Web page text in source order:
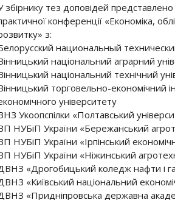
збірнику тез доповідей
конференції «Економіка,
з:
национальный
національний аграрний
національний технічний
торговельно-економічний
університету
Укоопспілки «Полтавський
НУБіП України «Бережанський
НУБіП України «Ірпінський
НУБіП України «Ніжинський
«Дрогобицький коледж нафти і
«Київський національний
«Придніпровська державна